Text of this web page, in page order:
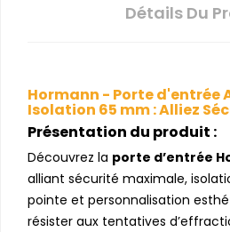
Détails Du
Hormann - Porte d'entrée
Isolation 65 mm : Alliez
Présentation du produit :
Découvrez la porte d’entrée
alliant sécurité maximale,
pointe et personnalisation
résister aux tentatives